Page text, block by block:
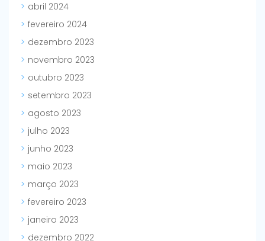
abril 2024
fevereiro 2024
dezembro 2023
novembro 2023
outubro 2023
setembro 2023
agosto 2023
julho 2023
junho 2023
maio 2023
março 2023
fevereiro 2023
janeiro 2023
dezembro 2022